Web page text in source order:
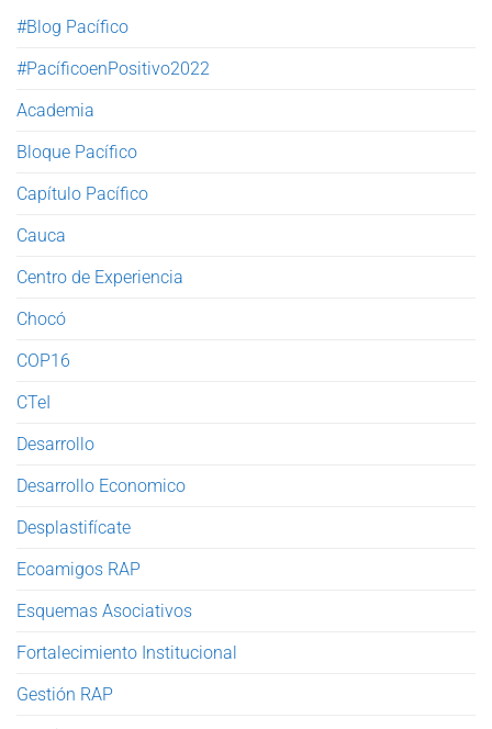
#Blog Pacífico
#PacíficoenPositivo2022
Academia
Bloque Pacífico
Capítulo Pacífico
Cauca
Centro de Experiencia
Chocó
COP16
CTeI
Desarrollo
Desarrollo Economico
Desplastifícate
Ecoamigos RAP
Esquemas Asociativos
Fortalecimiento Institucional
Gestión RAP